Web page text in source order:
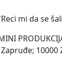
mi da se
10000